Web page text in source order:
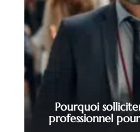
Pourquoi
professionnel